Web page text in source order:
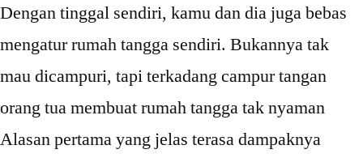
Dengan tinggal sendiri, kamu dan dia juga bebas
mengatur rumah tangga sendiri. Bukannya tak
mau dicampuri, tapi terkadang campur tangan
orang tua membuat rumah tangga tak nyaman
Alasan pertama yang jelas terasa dampaknya